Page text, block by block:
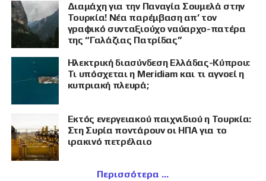
Διαμάχη για την Παναγία Σουμελά στην
Τουρκία! Νέα παρέμβαση απ’ τον
γραφικό συνταξιούχο ναύαρχο-πατέρα
της “Γαλάζιας Πατρίδας”
Ηλεκτρική διασύνδεση Ελλάδας-Κύπρου:
Τι υπόσχεται η Meridiam και τι αγνοεί η
κυπριακή πλευρά;
Εκτός ενεργειακού παιχνιδιού η Τουρκία:
Στη Συρία ποντάρουν οι ΗΠΑ για το
ιρακινό πετρέλαιο
Περισσότερα